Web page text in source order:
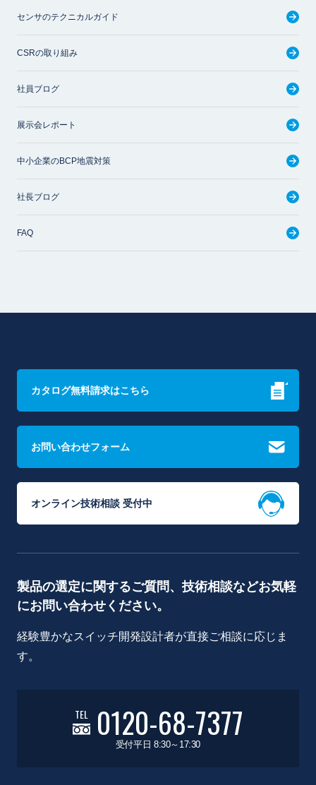
センサのテクニカルガイド
CSRの取り組み
社員ブログ
展示会レポート
中小企業のBCP地震対策
社長ブログ
FAQ
カタログ無料請求はこちら
お問い合わせフォーム
オンライン技術相談 受付中
製品の選定に関するご質問、技術相談などお気軽
にお問い合わせください。
経験豊かなスイッチ開発設計者が直接ご相談に応じま
す。
TEL 0120-68-7377
受付平日 8:30～17:30